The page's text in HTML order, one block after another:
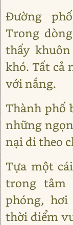
Đường
Trong
thấy
khó. Tất cả
với nắng.
Thành phố
những
nại đi theo
Tựa một
trong tâm
phóng,
thời điểm